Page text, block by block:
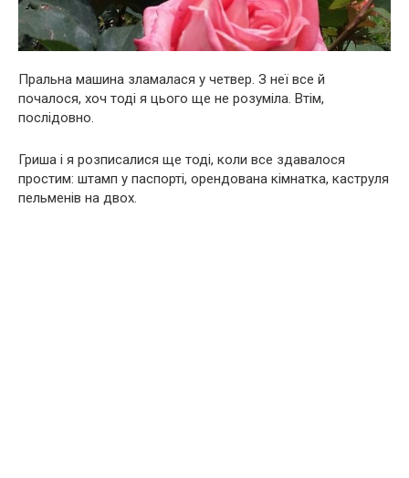
Пральна машина зламалася у четвер. З неї все й
почалося, хоч тоді я цього ще не розуміла. Втім,
послідовно.
Гриша і я розписалися ще тоді, коли все здавалося
простим: штамп у паспорті, орендована кімнатка, каструля
пельменів на двох.